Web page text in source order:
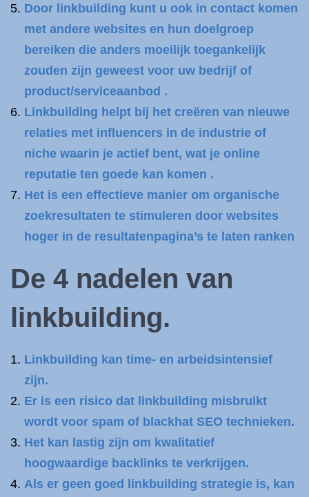
Door linkbuilding kunt u ook in contact komen
met andere websites en hun doelgroep
bereiken die anders moeilijk toegankelijk
zouden zijn geweest voor uw bedrijf of
product/serviceaanbod .
Linkbuilding helpt bij het creëren van nieuwe
relaties met influencers in de industrie of
niche waarin je actief bent, wat je online
reputatie ten goede kan komen .
Het is een effectieve manier om organische
zoekresultaten te stimuleren door websites
hoger in de resultatenpagina’s te laten ranken
De 4 nadelen van
linkbuilding.
Linkbuilding kan time- en arbeidsintensief
zijn.
Er is een risico dat linkbuilding misbruikt
wordt voor spam of blackhat SEO technieken.
Het kan lastig zijn om kwalitatief
hoogwaardige backlinks te verkrijgen.
Als er geen goed linkbuilding strategie is, kan